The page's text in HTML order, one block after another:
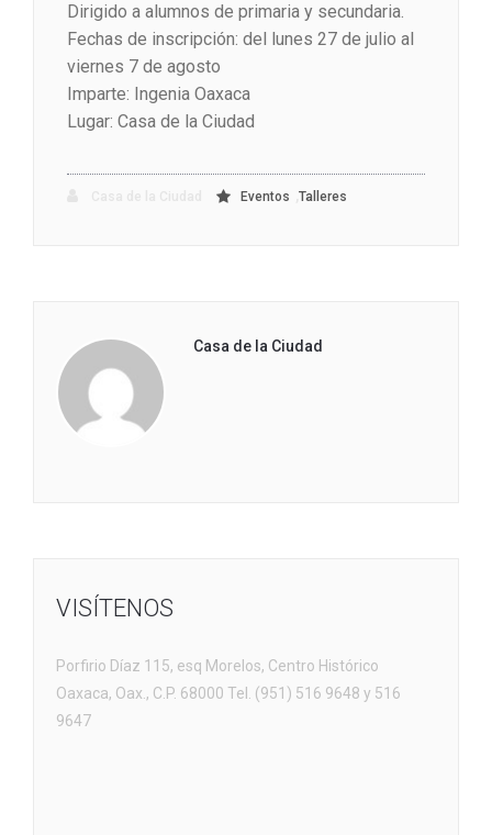
Dirigido a alumnos de primaria y secundaria.
Fechas de inscripción: del lunes 27 de julio al
viernes 7 de agosto
Imparte: Ingenia Oaxaca
Lugar: Casa de la Ciudad
Eventos Talleres
Casa de la Ciudad
VISÍTENOS
Porfirio Díaz 115, esq Morelos, Centro Histórico
Oaxaca, Oax., C.P. 68000 Tel. (951) 516 9648 y 516
9647